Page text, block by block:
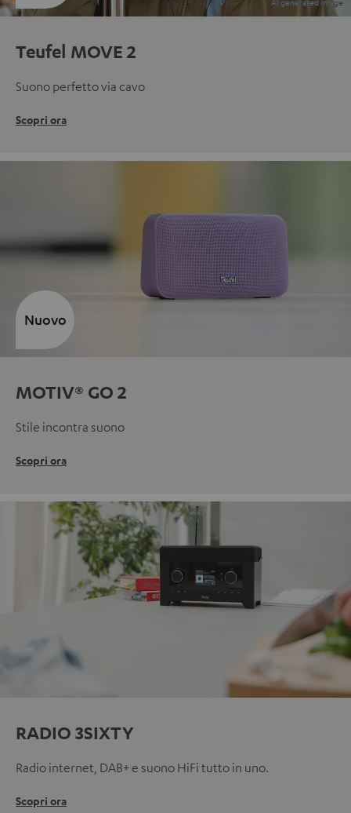
Teufel MOVE 2
Suono perfetto via cavo
Scopri ora
MOTIV® GO 2
Stile incontra suono
Scopri ora
Nuovo
RADIO 3SIXTY
Radio internet, DAB+ e suono HiFi tutto in uno.
Scopri ora